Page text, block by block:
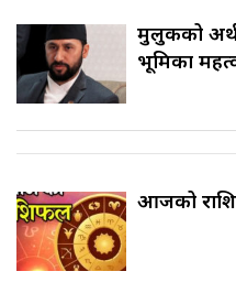
मुलुकको
भूमिका
आजको